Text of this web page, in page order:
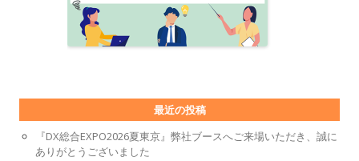
最近の投稿
『DX総合EXPO2026夏東京』弊社ブースへご来場いただき、誠に
ありがとうございました